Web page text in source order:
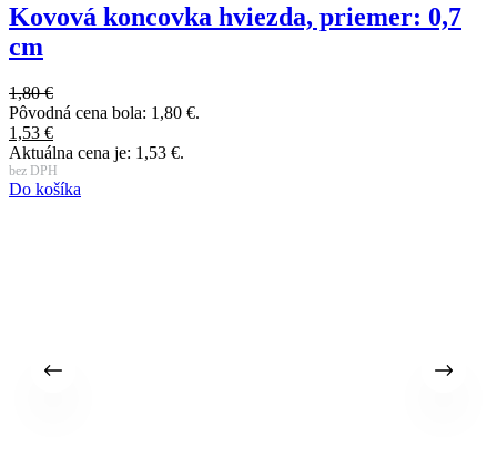
Kovová koncovka hviezda, priemer: 0,7
cm
1,80€
Pôvodná cena bola: 1,80 €.
1,53 €
Aktuálna cena je: 1,53 €.
bez DPH
Do košíka